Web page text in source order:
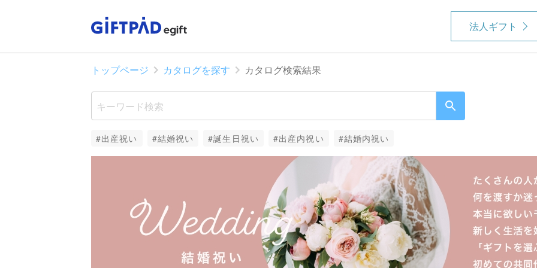
法人ギフト
トップページ カタログを探す カタログ検索結果
#出産祝い #結婚祝い #誕生日祝い #出産内祝い #結婚内祝い